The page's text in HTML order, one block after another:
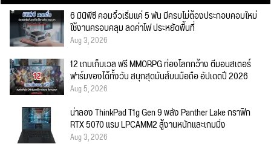
6 มินิพีซี คอมจิ๋วเริ่มแค่ 5 พัน มีครบไม่ต้องประกอบคอมใหม่
ใช้งานครอบคลุม ลดค่าไฟ ประหยัดพื้นที่
Aug 3, 2026
12 เกมเก็บเวล ฟรี MMORPG ท่องโลกกว้าง ตีมอนสเตอร์
ฟาร์มของได้ทั้งวัน สนุกสุดมันส์บนมือถือ อัปเดตปี 2026
Aug 5, 2026
น่าลอง ThinkPad T1g Gen 9 พลัง Panther Lake กราฟิก
RTX 5070 แรม LPCAMM2 สู้งานหนักและเกมมิ่ง
Aug 3, 2026